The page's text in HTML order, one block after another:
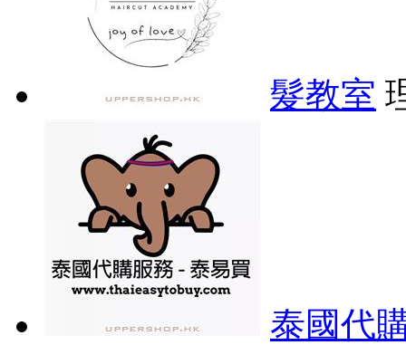
髮教室
泰國代